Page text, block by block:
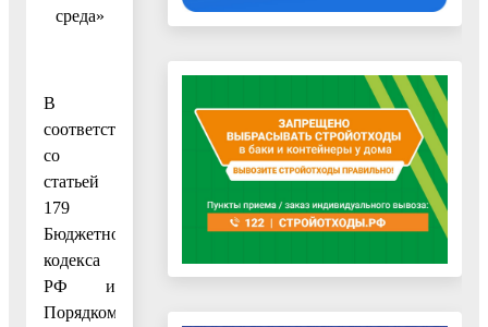
среда»
В
соответствии
со
статьей
179
Бюджетного
кодекса
РФ и
Порядком